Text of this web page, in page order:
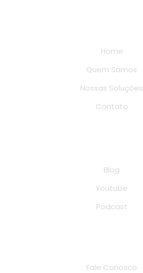
Home
Quem Somos
Nossas Soluções
Contato
Blog
Youtube
Podcast
Fale Conosco